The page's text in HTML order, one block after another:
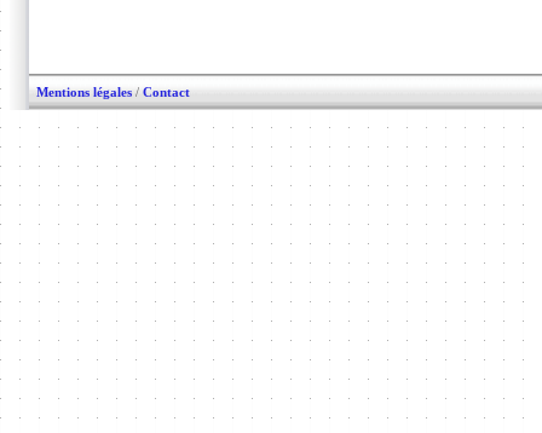
Mentions légales / Contact